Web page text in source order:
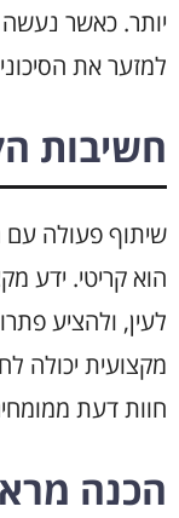
יותר. כאשר נעשה
למזער את
חשיבות
שיתוף פעולה עם
הוא קריטי. ידע
לעין, ולהציע
מקצועית יכולה
חוות דעת
הכנה